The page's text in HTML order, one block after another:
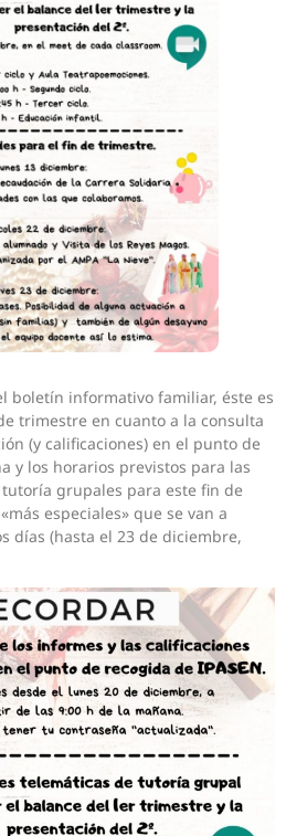
boletín informativo familiar, éste es
trimestre en cuanto a la consulta
(y calificaciones) en el punto de
y los horarios previstos para las
grupales para este fin de
especiales» que se van a
días (hasta el 23 de diciembre,